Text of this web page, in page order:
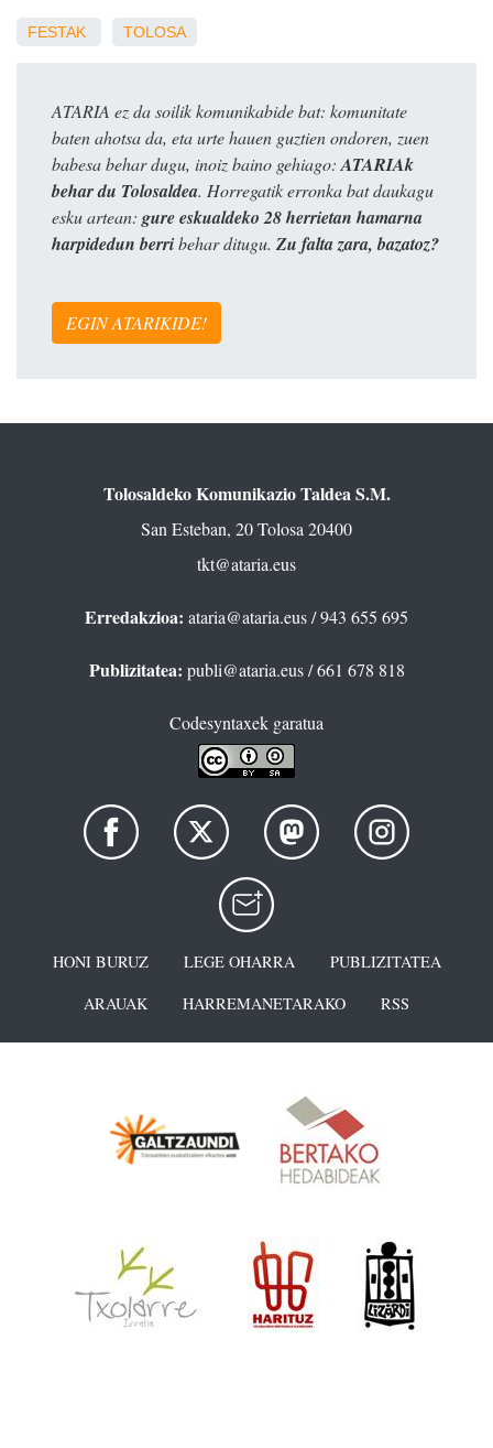
FESTAK TOLOSA
ATARIA ez da soilik komunikabide bat: komunitate
baten ahotsa da, eta urte hauen guztien ondoren, zuen
babesa behar dugu, inoiz baino gehiago: ATARIAk
behar du Tolosaldea. Horregatik erronka bat daukagu
esku artean: gure eskualdeko 28 herrietan hamarna
harpidedun berribehar ditugu. Zu falta zara, bazatoz?
EGIN ATARIKIDE!
Tolosaldeko Komunikazio Taldea S.M.
San Esteban, 20 Tolosa 20400
tkt@ataria.eus
Erredakzioa: ataria@ataria.eus/ 943 655 695
Publizitatea: publi@ataria.eus/ 661 678 818
Codesyntaxek garatua
HONI BURUZ LEGE OHARRA
PUBLIZITATEA
ARAUAK
HARREMANETARAKO RSS